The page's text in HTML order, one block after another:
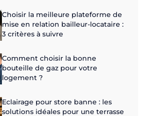
Choisir la meilleure plateforme de
mise en relation bailleur-locataire :
3 critères à suivre
Comment choisir la bonne
bouteille de gaz pour votre
logement ?
Eclairage pour store banne : les
solutions idéales pour une terrasse